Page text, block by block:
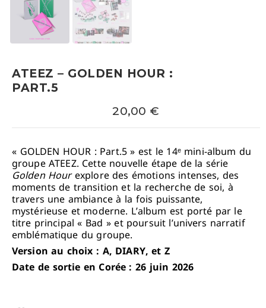
ATEEZ – GOLDEN HOUR :
PART.5
20,00 €
« GOLDEN HOUR : Part.5 » est le 14ᵉ mini-album du
groupeATEEZ. Cette nouvelle étape de la série
Golden Hourexplore des émotions intenses, des
moments de transition et la recherche de soi, à
travers une ambiance à la fois puissante,
mystérieuse et moderne. L’album est porté par le
titre principal « Bad » et poursuit l’univers narratif
emblématique du groupe.
Version au choix : A, DIARY, et Z
Date de sortie en Corée : 26 juin 2026